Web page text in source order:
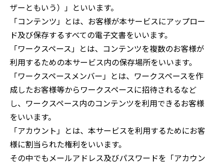
ザーともいう）」といいます。
「コンテンツ」とは、お客様が本サービスにアップロー
ド及び保存するすべての電子文書をいいます。
「ワークスペース」とは、コンテンツを複数のお客様が
利用するための本サービス内の保存場所をいいます。
「ワークスペースメンバー」とは、ワークスペースを作
成したお客様等からワークスペースに招待されるなど
し、ワークスペース内のコンテンツを利用できるお客様
をいいます。
「アカウント」とは、本サービスを利用するためにお客
様に割当られた権利をいいます。
その中でもメールアドレス及びパスワードを「アカウン